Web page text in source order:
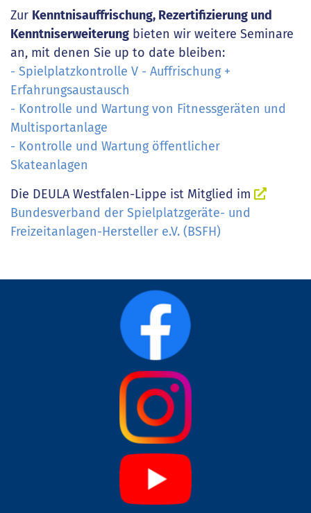
Zur Kenntnisauffrischung, Rezertifizierung und
Kenntniserweiterung bieten wir weitere Seminare
an, mit denen Sie up to date bleiben:
- Spielplatzkontrolle V - Auffrischung +
Erfahrungsaustausch
- Kontrolle und Wartung von Fitnessgeräten und
Multisportanlage
- Kontrolle und Wartung öffentlicher
Skateanlagen
Die DEULA Westfalen-Lippe ist Mitglied im
Bundesverband der Spielplatzgeräte- und
Freizeitanlagen-Hersteller e.V. (BSFH)